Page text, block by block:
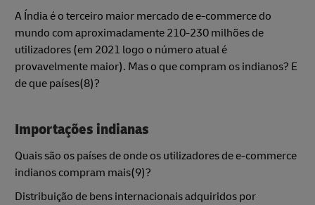
A Índia é o terceiro maior mercado de e-commerce do
mundo com aproximadamente 210-230 milhões de
utilizadores (em 2021 logo o número atual é
provavelmente maior). Mas o que compram os indianos? E
de que países(8)?
Importações indianas
Quais são os países de onde os utilizadores de e-commerce
indianos compram mais(9)?
Distribuição de bens internacionais adquiridos por